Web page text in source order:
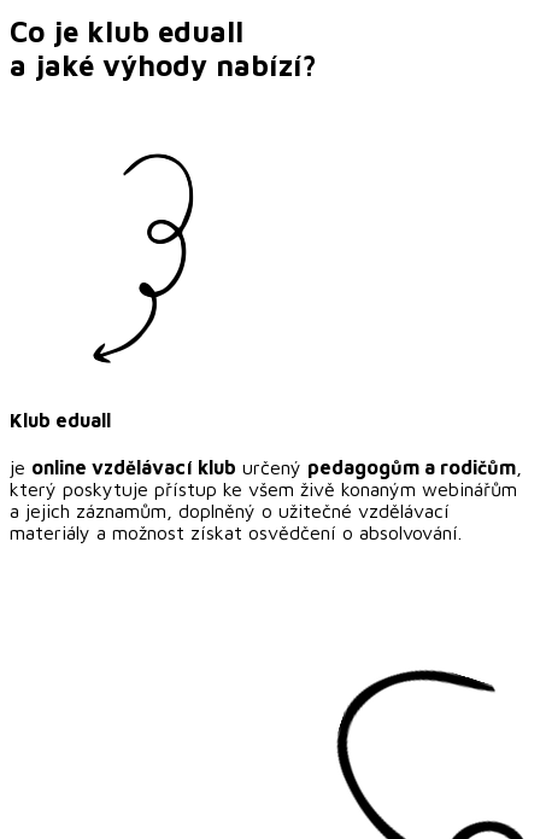
Co je klub eduall
a jaké výhody nabízí?
Klub eduall
je online vzdělávací klub určený pedagogům a rodičům
který poskytuje přístup ke všem živě konaným webinářům
a jejich záznamům, doplněný o užitečné vzdělávací
materiály a možnost získat osvědčení o absolvování.